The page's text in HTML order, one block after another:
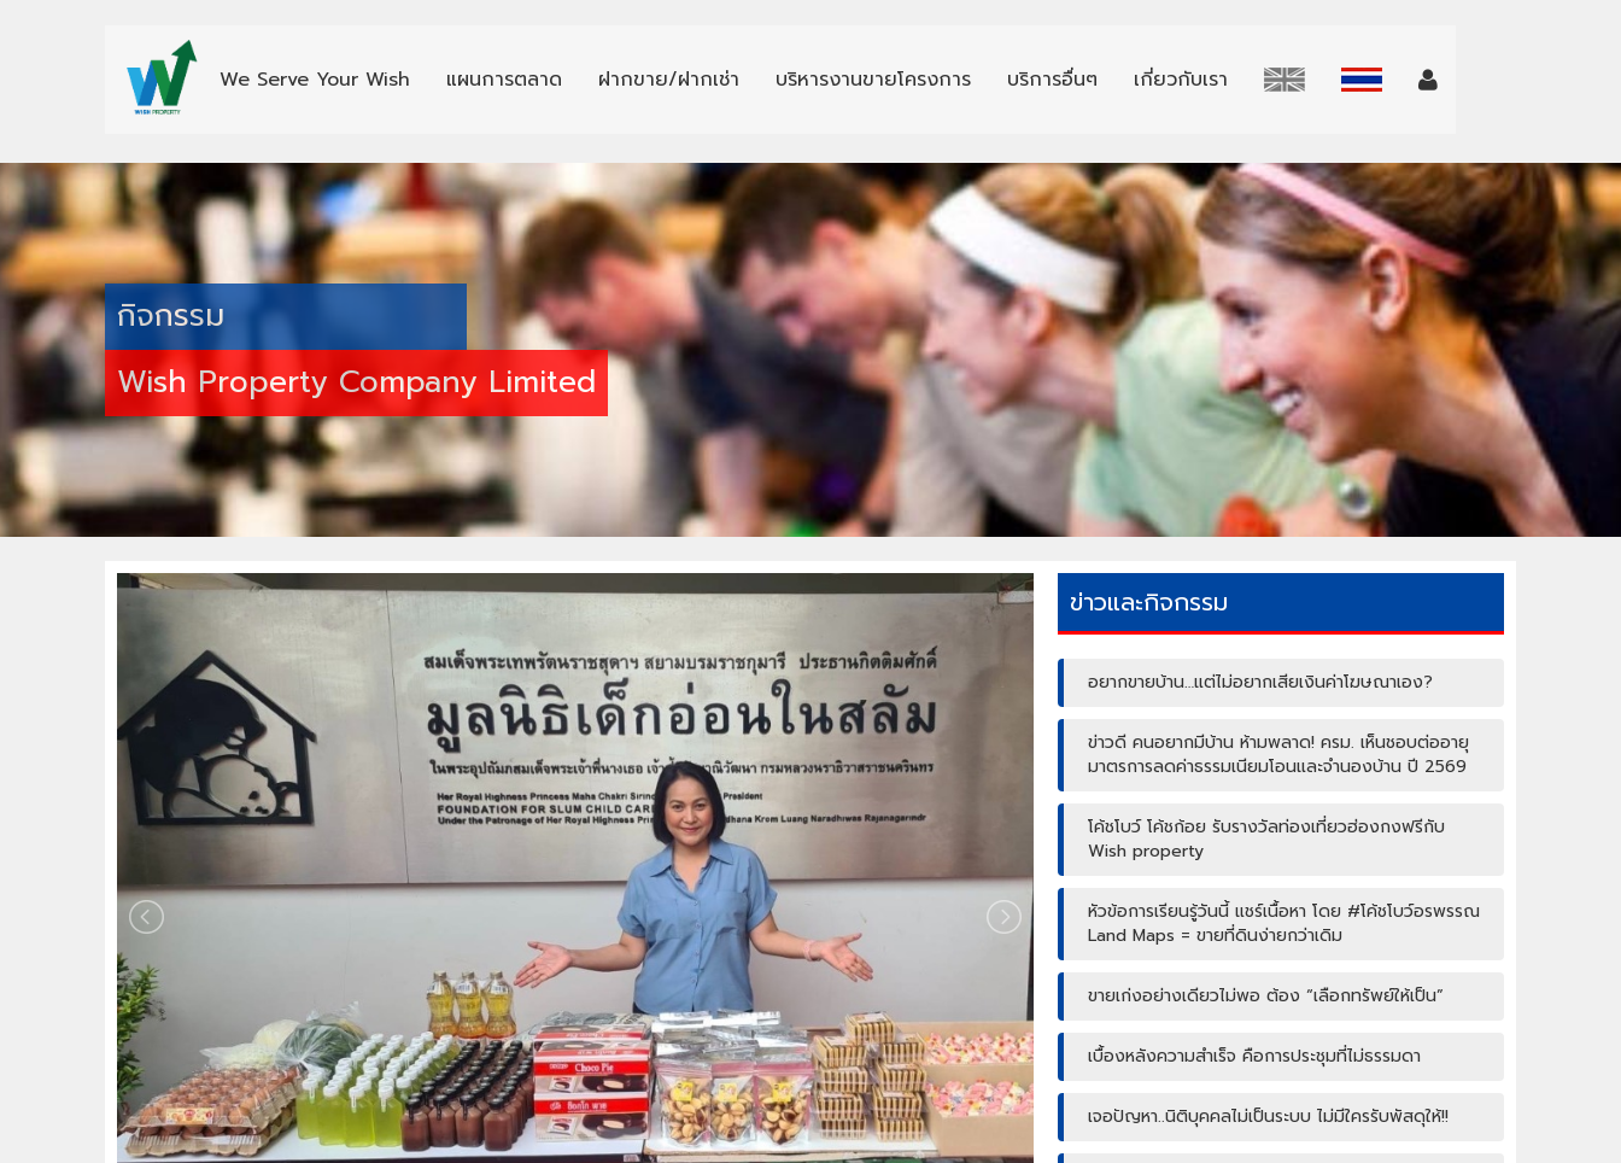
We Serve Your Wish แผนการตลาด ฝากขาย/ฝากเช่า บริหารงานขายโครงการ บริการอื่นๆ เกี่ยวกับเรา
กิจกรรม
Wish Property Company Limited
ข่าวและกิจกรรม
อยากขายบ้าน…แต่ไม่อยากเสียเงินค่าโฆษณาเอง?
ข่าวดี คนอยากมีบ้าน ห้ามพลาด! ครม. เห็นชอบต่ออายุ
มาตรการลดค่าธรรมเนียมโอนและจำนองบ้าน ปี 2569
โค้ชโบว์ โค้ชก้อย รับรางวัลท่องเที่ยวฮ่องกงฟรีกับ
Wish property
หัวข้อการเรียนรู้วันนี้ แชร์เนื้อหา โดย #โค้ชโบว์อรพรรณ
Land Maps = ขายที่ดินง่ายกว่าเดิม
ขายเก่งอย่างเดียวไม่พอ ต้อง “เลือกทรัพย์ให้เป็น”
เบื้องหลังความสำเร็จ คือการประชุมที่ไม่ธรรมดา
เจอปัญหา..นิติบุคคลไม่เป็นระบบ ไม่มีใครรับพัสดุให้!!